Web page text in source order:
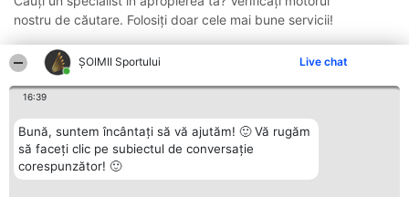
ȘOIMII Sportului Live chat
16:39
Bună, suntem încântați să vă ajutăm! 🙂 Vă rugăm
să faceți clic pe subiectul de conversație
corespunzător! 🙂
nostru de căutare. Folosiți doar cele mai bune servicii!